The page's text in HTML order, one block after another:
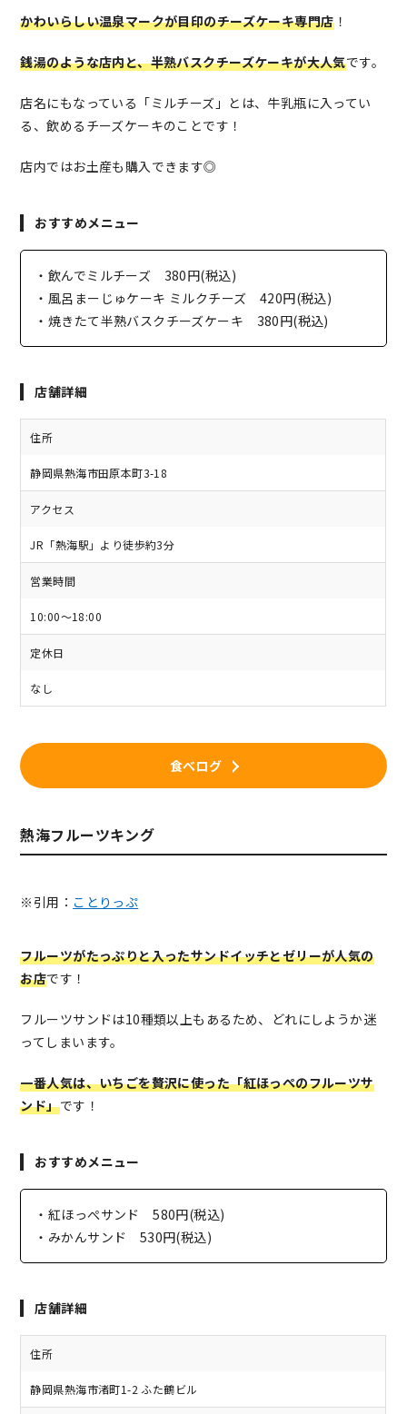
かわいらしい温泉マークが目印のチーズケーキ専門店！
銭湯のような店内と、半熟バスクチーズケーキが大人気です。
店名にもなっている「ミルチーズ」とは、牛乳瓶に入ってい
る、飲めるチーズケーキのことです！
店内ではお土産も購入できます◎
おすすめメニュー
・飲んでミルチーズ 380円(税込)
・風呂まーじゅケーキ ミルクチーズ 420円(税込)
・焼きたて半熟バスクチーズケーキ 380円(税込)
店舗詳細
住所
静岡県熱海市田原本町3-18
アクセス
JR「熱海駅」より徒歩約3分
営業時間
10:00～18:00
定休日
なし
食べログ
熱海フルーツキング
※引用： ことりっぷ
フルーツがたっぷりと入ったサンドイッチとゼリーが人気の
お店です！
フルーツサンドは10種類以上もあるため、どれにしようか迷
ってしまいます。
一番人気は、いちごを贅沢に使った「紅ほっぺのフルーツサ
ンド」です！
おすすめメニュー
・紅ほっぺサンド 580円(税込)
・みかんサンド 530円(税込)
店舗詳細
住所
静岡県熱海市渚町1-2 ふた鶴ビル